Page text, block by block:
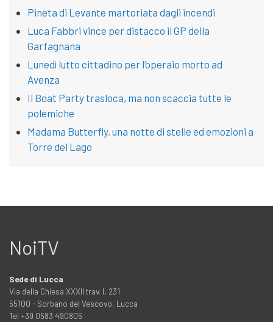
Pineta di Levante martoriata dagli incendi
Luca Fabbri vince per distacco il GP della
Garfagnana
Lunedì lutto cittadino per l’operaio morto ad
Avenza
Il Boat Party trasloca, ma non scaccia tutte le
polemiche
Madama Butterfly, una notte di stelle ed emozioni a
Torre del Lago
NoiTV
Sede di Lucca
Via della Chiesa XXXII trav. I, 231
55100 - Sorbano del Vescovo, Lucca
Tel +39 0583 490805